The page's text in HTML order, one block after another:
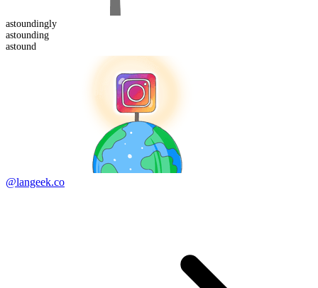
astoundingly
astounding
astound
@langeek.co